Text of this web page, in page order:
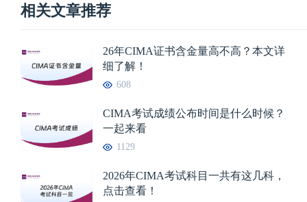
相关文章推荐
26年CIMA证书含金量高不高？本文详
细了解！
608
CIMA考试成绩公布时间是什么时候？
一起来看
1129
2026年CIMA考试科目一共有这几科，
点击查看！